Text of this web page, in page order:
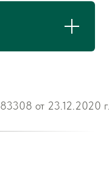
от 23.12.2020 г.